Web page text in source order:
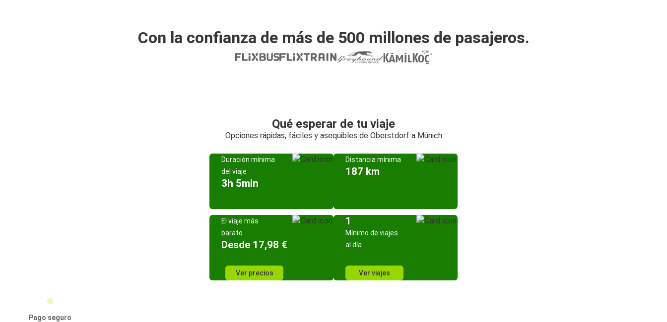
Con la confianza de más de 500 millones de pasajeros.
Qué esperar de tu viaje
Opciones rápidas, fáciles y asequibles de Oberstdorf a Múnich
Duración mínima
del viaje
3h 5min
Distancia mínima
187 km
El viaje más
barato
Desde 17,98 €
Ver precios
1
Mínimo de viajes
al día
Ver viajes
Pago seguro